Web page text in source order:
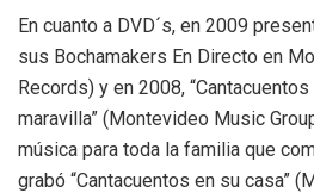
En cuanto a DVD´s, en 2009
sus Bochamakers En Directo en
Records) y en 2008,
maravilla” (Montevideo Music
música para toda la familia que
grabó “Cantacuentos en su casa”